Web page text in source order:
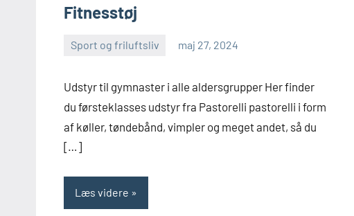
Fitnesstøj
Sport og friluftsliv maj 27, 2024
admin
Udstyr til gymnaster i alle aldersgrupper Her finder
du førsteklasses udstyr fra Pastorelli pastorelli i form
af køller, tøndebånd, vimpler og meget andet, så du
[…]
Læs videre